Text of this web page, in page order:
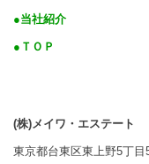
●当社紹介
●ＴＯＰ
(株)メイワ・エステート
東京都台東区東上野5丁